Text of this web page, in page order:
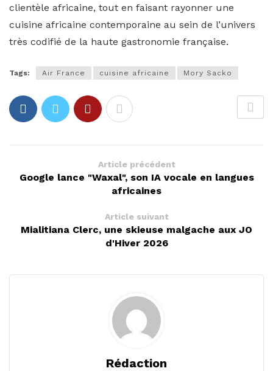
clientèle africaine, tout en faisant rayonner une
cuisine africaine contemporaine au sein de l’univers
très codifié de la haute gastronomie française.
Tags: Air France cuisine africaine Mory Sacko
Article précédent
Google lance "Waxal", son IA vocale en langues
africaines
Article suivant
Mialitiana Clerc, une skieuse malgache aux JO
d'Hiver 2026
Rédaction